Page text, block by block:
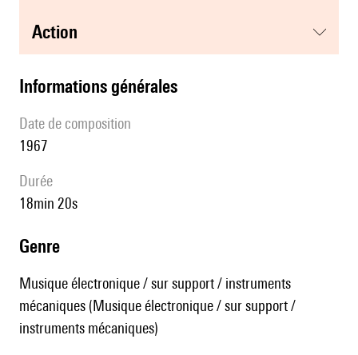
action
informations générales
date de composition
1967
durée
18min 20s
genre
Musique électronique / sur support / instruments
mécaniques (Musique électronique / sur support /
instruments mécaniques)